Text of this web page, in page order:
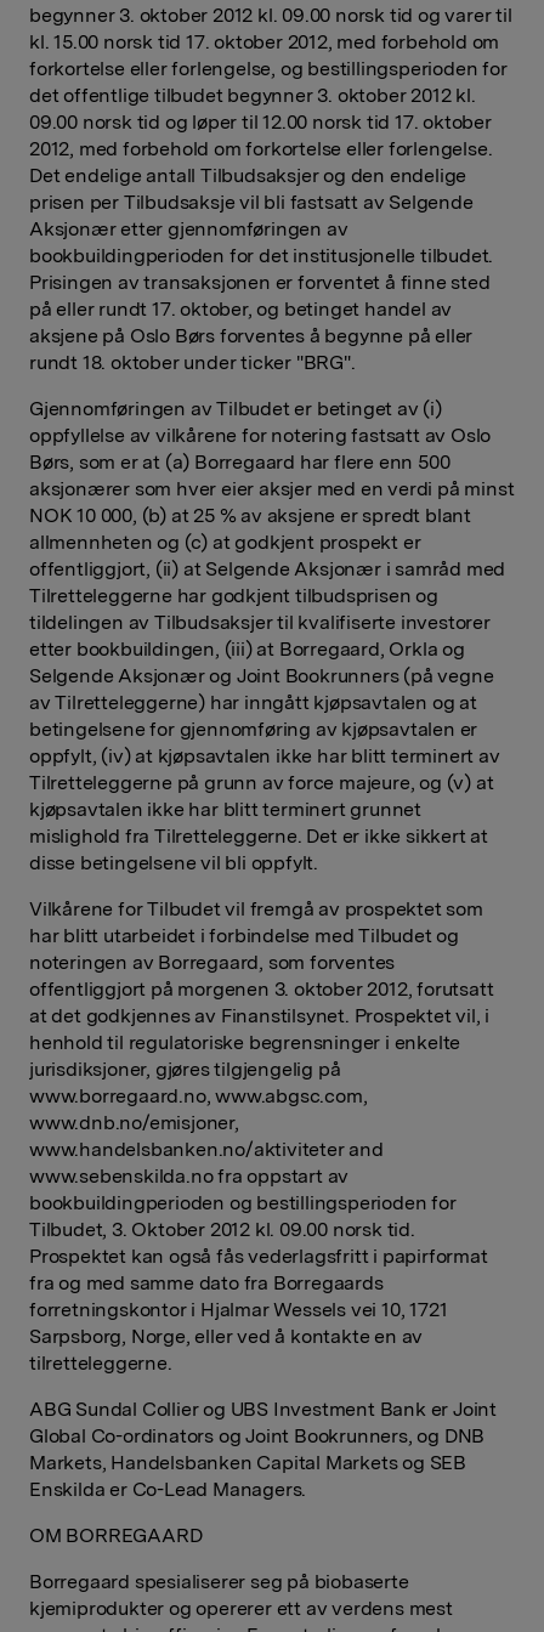
begynner 3. oktober 2012 kl. 09.00 norsk tid og varer til
kl. 15.00 norsk tid 17. oktober 2012, med forbehold om
forkortelse eller forlengelse, og bestillingsperioden for
det offentlige tilbudet begynner 3. oktober 2012 kl.
09.00 norsk tid og løper til 12.00 norsk tid 17. oktober
2012, med forbehold om forkortelse eller forlengelse.
Det endelige antall Tilbudsaksjer og den endelige
prisen per Tilbudsaksje vil bli fastsatt av Selgende
Aksjonær etter gjennomføringen av
bookbuildingperioden for det institusjonelle tilbudet.
Prisingen av transaksjonen er forventet å finne sted
på eller rundt 17. oktober, og betinget handel av
aksjene på Oslo Børs forventes å begynne på eller
rundt 18. oktober under ticker "BRG".
Gjennomføringen av Tilbudet er betinget av (i)
oppfyllelse av vilkårene for notering fastsatt av Oslo
Børs, som er at (a) Borregaard har flere enn 500
aksjonærer som hver eier aksjer med en verdi på minst
NOK 10 000, (b) at 25 % av aksjene er spredt blant
allmennheten og (c) at godkjent prospekt er
offentliggjort, (ii) at Selgende Aksjonær i samråd med
Tilretteleggerne har godkjent tilbudsprisen og
tildelingen av Tilbudsaksjer til kvalifiserte investorer
etter bookbuildingen, (iii) at Borregaard, Orkla og
Selgende Aksjonær og Joint Bookrunners (på vegne
av Tilretteleggerne) har inngått kjøpsavtalen og at
betingelsene for gjennomføring av kjøpsavtalen er
oppfylt, (iv) at kjøpsavtalen ikke har blitt terminert av
Tilretteleggerne på grunn av force majeure, og (v) at
kjøpsavtalen ikke har blitt terminert grunnet
mislighold fra Tilretteleggerne. Det er ikke sikkert at
disse betingelsene vil bli oppfylt.
Vilkårene for Tilbudet vil fremgå av prospektet som
har blitt utarbeidet i forbindelse med Tilbudet og
noteringen av Borregaard, som forventes
offentliggjort på morgenen 3. oktober 2012, forutsatt
at det godkjennes av Finanstilsynet. Prospektet vil, i
henhold til regulatoriske begrensninger i enkelte
jurisdiksjoner, gjøres tilgjengelig på
www.borregaard.no, www.abgsc.com,
www.dnb.no/emisjoner,
www.handelsbanken.no/aktiviteter and
www.sebenskilda.no fra oppstart av
bookbuildingperioden og bestillingsperioden for
Tilbudet, 3. Oktober 2012 kl. 09.00 norsk tid.
Prospektet kan også fås vederlagsfritt i papirformat
fra og med samme dato fra Borregaards
forretningskontor i Hjalmar Wessels vei 10, 1721
Sarpsborg, Norge, eller ved å kontakte en av
tilretteleggerne.
ABG Sundal Collier og UBS Investment Bank er Joint
Global Co-ordinators og Joint Bookrunners, og DNB
Markets, Handelsbanken Capital Markets og SEB
Enskilda er Co-Lead Managers.
OM BORREGAARD
Borregaard spesialiserer seg på biobaserte
kjemiprodukter og opererer ett av verdens mest